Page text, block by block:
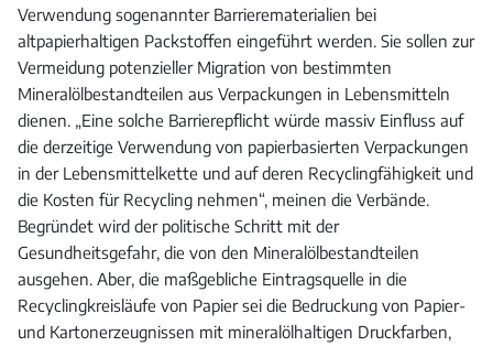
Verwendung sogenannter Barrierematerialien bei
altpapierhaltigen Packstoffen eingeführt werden. Sie sollen zur
Vermeidung potenzieller Migration von bestimmten
Mineralölbestandteilen aus Verpackungen in Lebensmitteln
dienen. „Eine solche Barrierepflicht würde massiv Einfluss auf
die derzeitige Verwendung von papierbasierten Verpackungen
in der Lebensmittelkette und auf deren Recyclingfähigkeit und
die Kosten für Recycling nehmen“, meinen die Verbände.
Begründet wird der politische Schritt mit der
Gesundheitsgefahr, die von den Mineralölbestandteilen
ausgehen. Aber, die maßgebliche Eintragsquelle in die
Recyclingkreisläufe von Papier sei die Bedruckung von Papier-
und Kartonerzeugnissen mit mineralölhaltigen Druckfarben,